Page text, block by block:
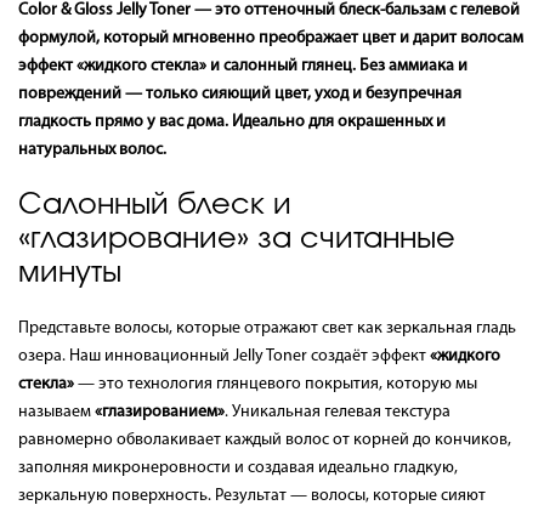
Color & Gloss Jelly Toner — это оттеночный блеск-бальзам с гелевой
формулой, который мгновенно преображает цвет и дарит волосам
эффект «жидкого стекла» и салонный глянец. Без аммиака и
повреждений — только сияющий цвет, уход и безупречная
гладкость прямо у вас дома. Идеально для окрашенных и
натуральных волос.
Салонный блеск и
«глазирование» за считанные
минуты
Представьте волосы, которые отражают свет как зеркальная гладь
озера. Наш инновационный Jelly Toner создаёт эффект «жидкого
стекла» — это технология глянцевого покрытия, которую мы
называем «глазированием». Уникальная гелевая текстура
равномерно обволакивает каждый волос от корней до кончиков,
заполняя микронеровности и создавая идеально гладкую,
зеркальную поверхность. Результат — волосы, которые сияют